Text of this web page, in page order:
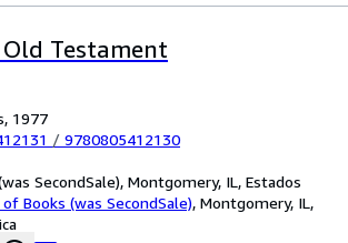
Testament
1977
/ 9780805412130
SecondSale), Montgomery, IL, Estados
Books (was SecondSale), Montgomery, IL,